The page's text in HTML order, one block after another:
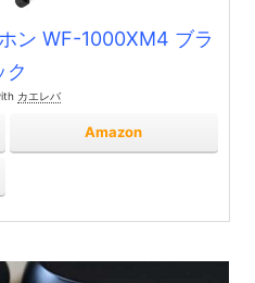
ン WF-1000XM4 ブラ
ク
カエレバ
Amazon